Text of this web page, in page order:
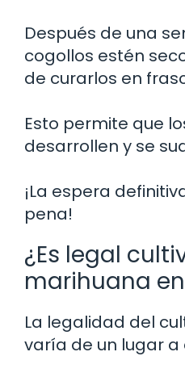
Después de una
cogollos estén
de curarlos en
Esto permite que
desarrollen y se
¡La espera
pena!
¿Es legal
marihuana
La legalidad del
varía de un lugar a